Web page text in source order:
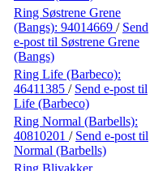
Ring Søstrene Grene
(Bangs): 94014669 / Send
e-post til Søstrene Grene
(Bangs)
Ring Life (Barbeco):
46411385 / Send e-post til
Life (Barbeco)
Ring Normal (Barbells):
40810201 / Send e-post til
Normal (Barbells)
Ring Blivakker